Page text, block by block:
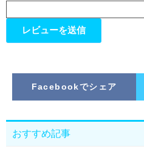
Facebookでシェア
おすすめ記事